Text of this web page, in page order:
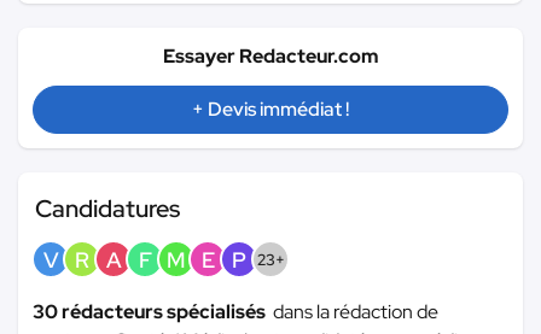
Essayer Redacteur.com
+ Devis immédiat !
Candidatures
V R A F M E P 23+
30 rédacteurs spécialisés dans la rédaction de